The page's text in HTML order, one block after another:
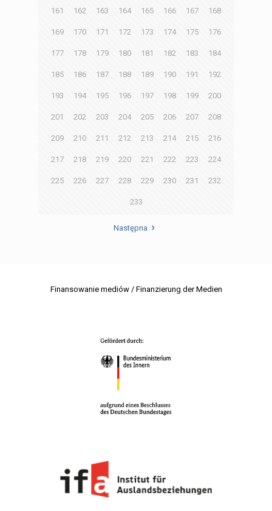
161 162 163 164 165 166 167 168
169 170 171 172 173 174 175 176
177 178 179 180 181 182 183 184
185 186 187 188 189 190 191 192
193 194 195 196 197 198 199 200
201 202 203 204 205 206 207 208
209 210 211 212 213 214 215 216
217 218 219 220 221 222 223 224
225 226 227 228 229 230 231 232
233
Następna
Finansowanie mediów / Finanzierung der Medien